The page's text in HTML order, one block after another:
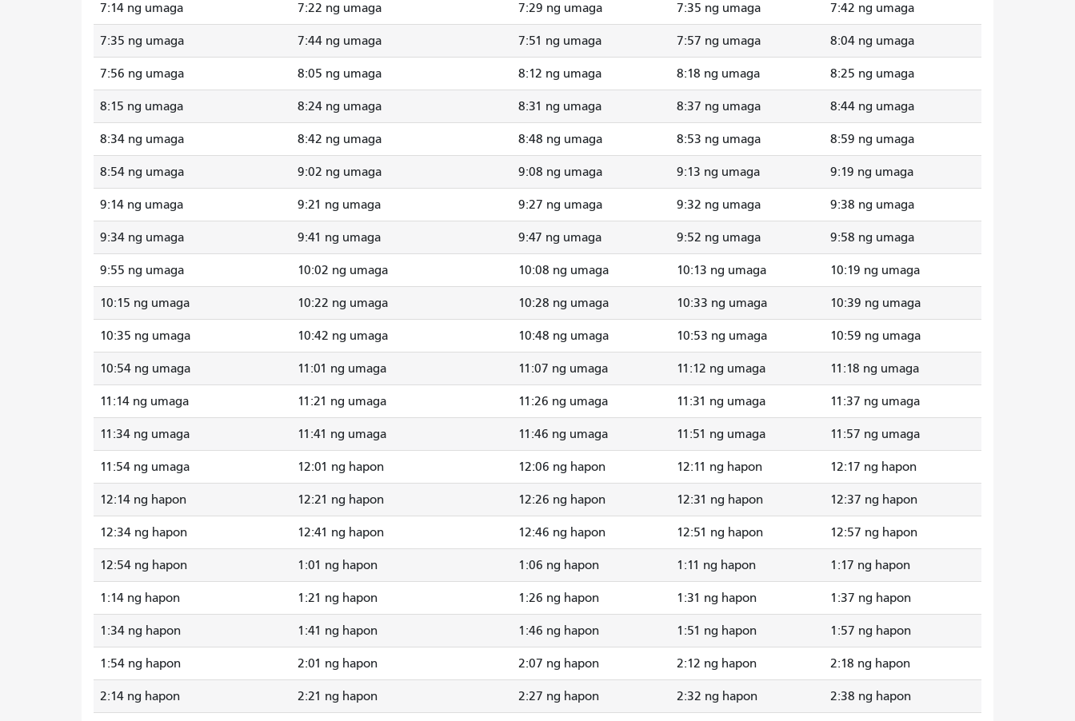
7:14 ng umaga 7:22 ng umaga 7:29 ng umaga 7:35 ng umaga 7:42 ng umaga
7:35 ng umaga 7:44 ng umaga 7:51 ng umaga 7:57 ng umaga 8:04 ng umaga
7:56 ng umaga 8:05 ng umaga 8:12 ng umaga 8:18 ng umaga 8:25 ng umaga
8:15 ng umaga 8:24 ng umaga 8:31 ng umaga 8:37 ng umaga 8:44 ng umaga
8:34 ng umaga 8:42 ng umaga 8:48 ng umaga 8:53 ng umaga 8:59 ng umaga
8:54 ng umaga 9:02 ng umaga 9:08 ng umaga 9:13 ng umaga 9:19 ng umaga
9:14 ng umaga 9:21 ng umaga 9:27 ng umaga 9:32 ng umaga 9:38 ng umaga
9:34 ng umaga 9:41 ng umaga 9:47 ng umaga 9:52 ng umaga 9:58 ng umaga
9:55 ng umaga 10:02 ng umaga 10:08 ng umaga 10:13 ng umaga 10:19 ng umaga
10:15 ng umaga 10:22 ng umaga 10:28 ng umaga 10:33 ng umaga 10:39 ng umaga
10:35 ng umaga 10:42 ng umaga 10:48 ng umaga 10:53 ng umaga 10:59 ng umaga
10:54 ng umaga 11:01 ng umaga 11:07 ng umaga 11:12 ng umaga 11:18 ng umaga
11:14 ng umaga 11:21 ng umaga 11:26 ng umaga 11:31 ng umaga 11:37 ng umaga
11:34 ng umaga 11:41 ng umaga 11:46 ng umaga 11:51 ng umaga 11:57 ng umaga
11:54 ng umaga 12:01 ng hapon 12:06 ng hapon 12:11 ng hapon 12:17 ng hapon
12:14 ng hapon 12:21 ng hapon 12:26 ng hapon 12:31 ng hapon 12:37 ng hapon
12:34 ng hapon 12:41 ng hapon 12:46 ng hapon 12:51 ng hapon 12:57 ng hapon
12:54 ng hapon 1:01 ng hapon 1:06 ng hapon 1:11 ng hapon 1:17 ng hapon
1:14 ng hapon 1:21 ng hapon 1:26 ng hapon 1:31 ng hapon 1:37 ng hapon
1:34 ng hapon 1:41 ng hapon 1:46 ng hapon 1:51 ng hapon 1:57 ng hapon
1:54 ng hapon 2:01 ng hapon 2:07 ng hapon 2:12 ng hapon 2:18 ng hapon
2:14 ng hapon 2:21 ng hapon 2:27 ng hapon 2:32 ng hapon 2:38 ng hapon